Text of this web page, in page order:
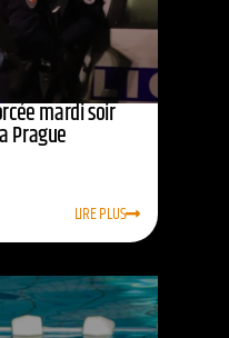
mardi soir
Prague
LIRE PLUS